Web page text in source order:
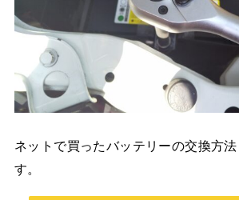
ネットで買ったバッテリーの交換方
す。